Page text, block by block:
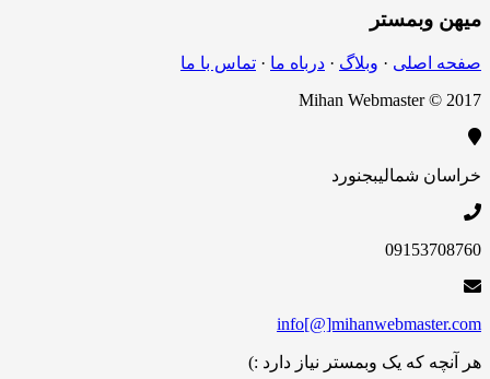
وبمستر
· وبلاگ · درباه ما · تماس با ما
Mihan Webmaster
شمالیبجنورد
که یک وبمستر نیاز دارد :)